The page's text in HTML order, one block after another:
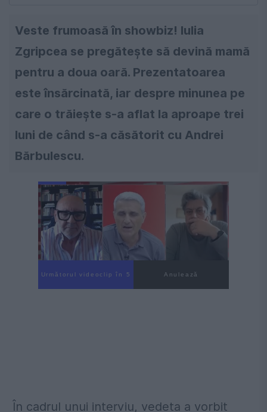
Veste frumoasă în showbiz! Iulia
Zgripcea se pregătește să devină mamă
pentru a doua oară. Prezentatoarea
este însărcinată, iar despre minunea pe
care o trăiește s-a aflat la aproape trei
luni de când s-a căsătorit cu Andrei
Bărbulescu.
Următorul videoclip în 4 Anulează
În cadrul unui interviu, vedeta a vorbit